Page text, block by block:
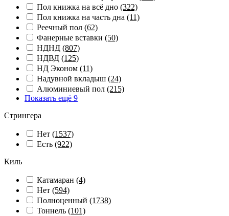
Пол книжка на всё дно (322)
Пол книжка на часть дна (11)
Реечный пол (62)
Фанерные вставки (50)
НДНД (807)
НДВД (125)
НД Эконом (11)
Надувной вкладыш (24)
Алюминиевый пол (215)
Показать ещё 9
Стрингера
Нет (1537)
Есть (922)
Киль
Катамаран (4)
Нет (594)
Полноценный (1738)
Тоннель (101)